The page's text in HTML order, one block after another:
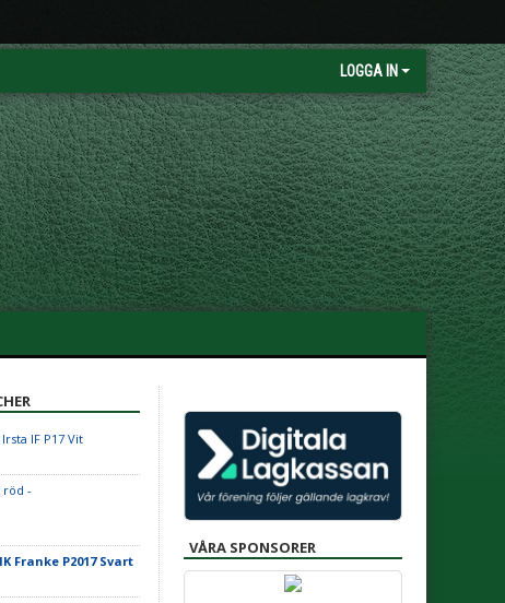
LOGGA IN
IF P17 Vit
röd -
IK Franke P2017 Svart
VÅRA SPONSORER